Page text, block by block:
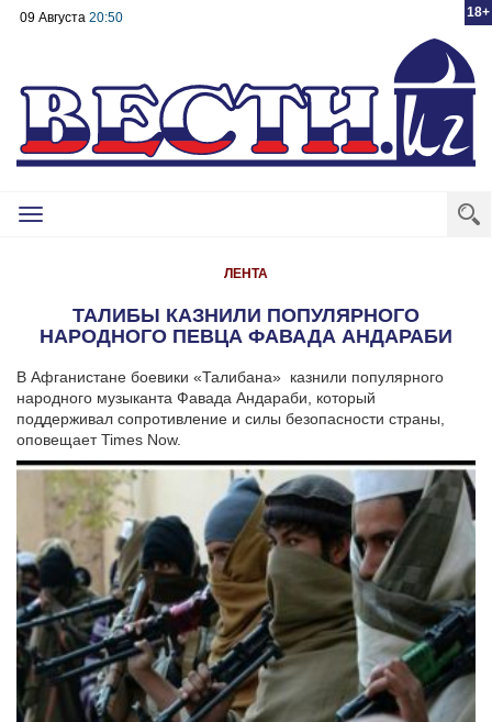
18+
09 Августа 20:50
Toggle
ЛЕНТА
ТАЛИБЫ КАЗНИЛИ ПОПУЛЯРНОГО
НАРОДНОГО ПЕВЦА ФАВАДА АНДАРАБИ
В Афганистане боевики «Талибана» казнили популярного
народного музыканта Фавада Андараби, который
поддерживал сопротивление и силы безопасности страны,
оповещает Times Now.